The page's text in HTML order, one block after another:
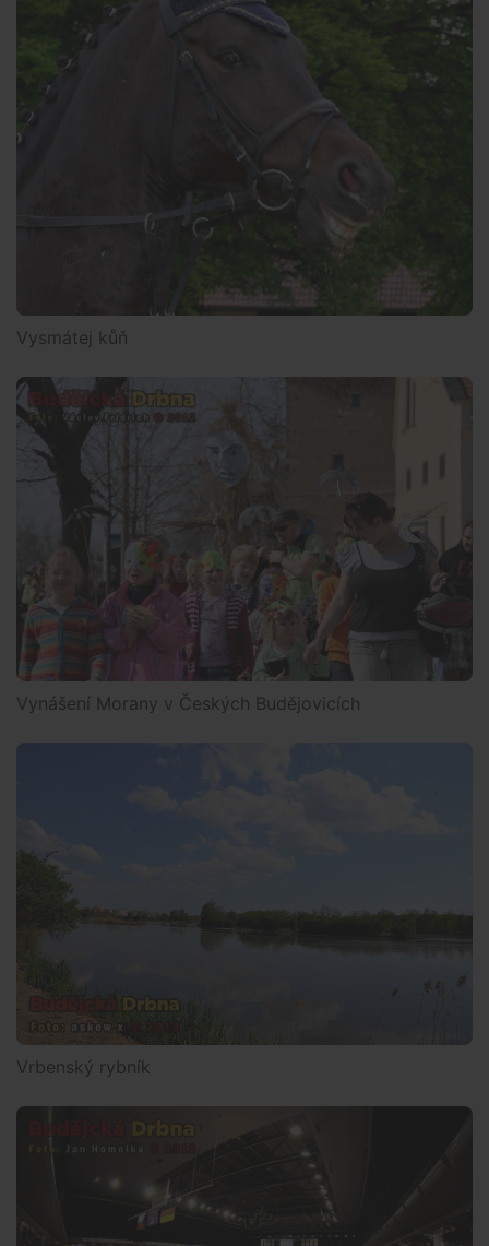
Vysmátej kůň
Vynášení Morany v Českých Budějovicích
Vrbenský rybník